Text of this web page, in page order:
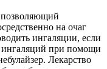
на очаг
ингаляции, если
ингаляций при помощи
Лекарство